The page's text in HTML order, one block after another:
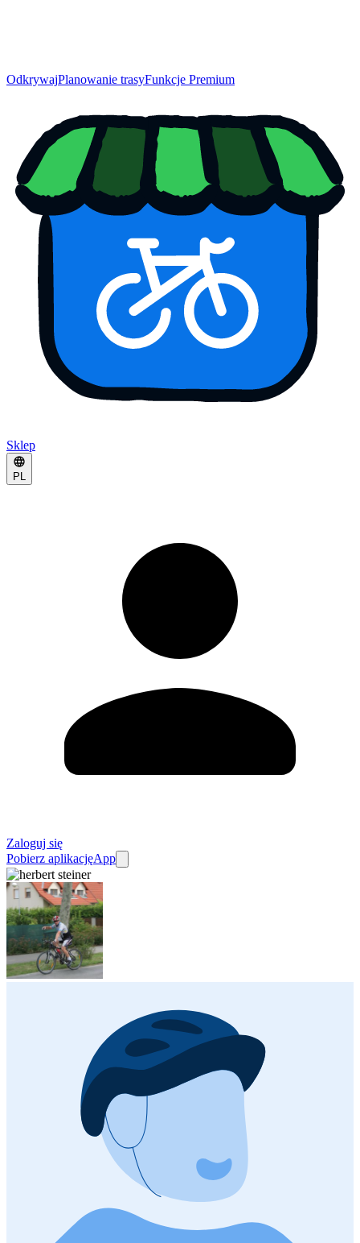
OdkrywajPlanowanie trasyFunkcje Premium
Sklep
PL
Zaloguj się
Pobierz aplikacjęApp